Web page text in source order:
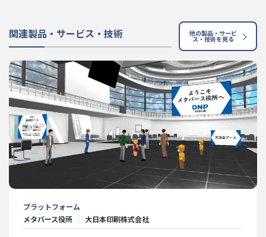
関連製品・サービス・技術 他の製品・サービ
ス・技術を見る
プラットフォーム
メタバース役所
大日本印刷株式会社